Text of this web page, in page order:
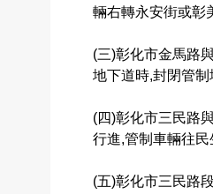
輛右轉永安街或彰
(三)彰化市金馬路
地下道時,封閉管制
(四)彰化市三民路
行進,管制車輛往民
(五)彰化市三民路